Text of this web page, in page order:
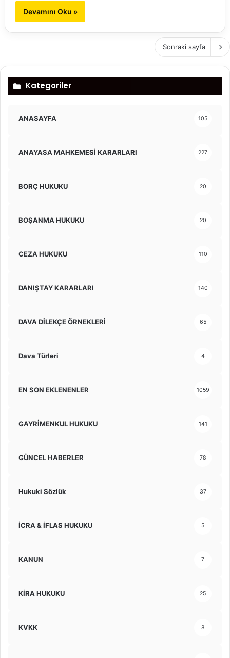
Devamını Oku »
Sonraki sayfa
Kategoriler
ANASAYFA 105
ANAYASA MAHKEMESİ KARARLARI 227
BORÇ HUKUKU 20
BOŞANMA HUKUKU 20
CEZA HUKUKU 110
DANIŞTAY KARARLARI 140
DAVA DİLEKÇE ÖRNEKLERİ 65
Dava Türleri 4
EN SON EKLENENLER 1059
GAYRİMENKUL HUKUKU 141
GÜNCEL HABERLER 78
Hukuki Sözlük 37
İCRA & İFLAS HUKUKU 5
KANUN 7
KİRA HUKUKU 25
KVKK 8